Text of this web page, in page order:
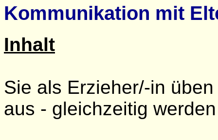
Kommunikation mit
Inhalt
Sie als Erzieher/-in
aus - gleichzeitig